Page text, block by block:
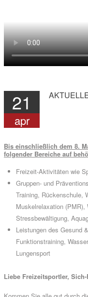
21
apr
Bis einschließlich dem 8.
folgender Bereiche auf
Freizeit-Aktivitäten wie
Gruppen- und
Training, Rückenschule,
Muskelrelaxation
Stressbewältigung,
Leistungen des Gesund
Funktionstraining,
Lungensport
Liebe Freizeitsportler,